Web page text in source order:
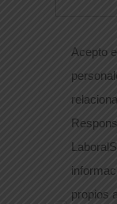
Acepto
propios